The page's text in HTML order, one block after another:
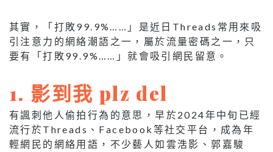
其實，「打敗99.9%……」是近日Threads常用來吸
引注意力的網絡潮語之一，屬於流量密碼之一，只
要有「打敗99.9%……」就會吸引網民留意。
1. 影到我 plz del
有諷刺他人偷拍行為的意思，早於2024年中旬已經
流行於Threads、Facebook等社交平台，成為年
輕網民的網絡用語，不少藝人如雲浩影、郭嘉駿